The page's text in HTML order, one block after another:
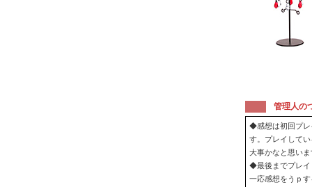
管理人の
◆感想は初回プレ
す。プレイして
大事かなと思い
◆最後までプレイ
一応感想をうｐ